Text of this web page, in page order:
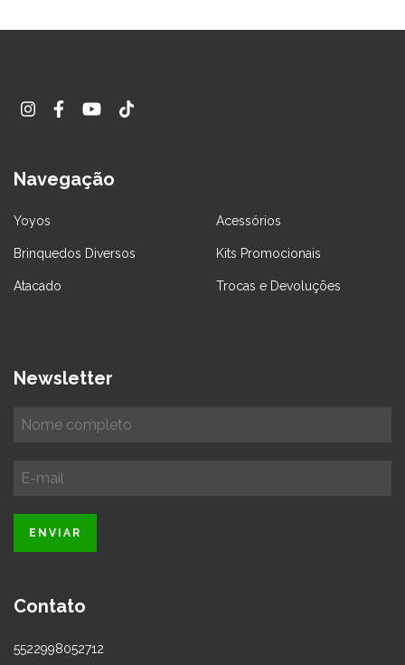
Navegação
Yoyos Acessórios
Brinquedos Diversos Kits Promocionais
Atacado Trocas e Devoluções
Newsletter
Contato
5522998052712